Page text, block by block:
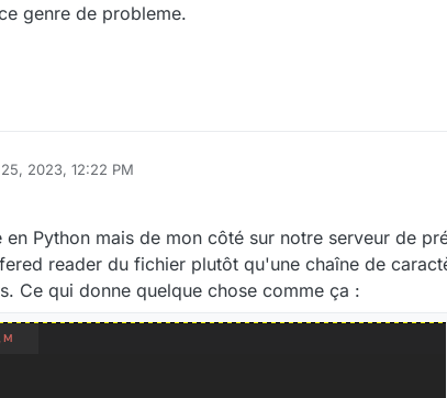
genre de probleme.
2023, 12:22 PM
Badawi May 25, 2023, 2:23 PM
Python mais de mon côté sur notre serveur de
reader du fichier plutôt qu'une chaîne de
Ce qui donne quelque chose comme ça :